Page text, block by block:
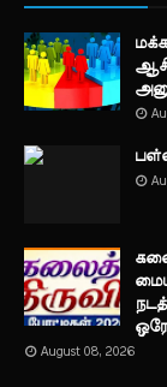
August 08, 2026